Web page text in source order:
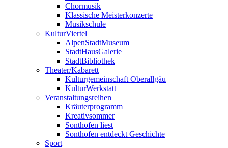
Chormusik
Klassische Meisterkonzerte
Musikschule
KulturViertel
AlpenStadtMuseum
StadtHausGalerie
StadtBibliothek
Theater/Kabarett
Kulturgemeinschaft Oberallgäu
KulturWerkstatt
Veranstaltungsreihen
Kräuterprogramm
Kreativsommer
Sonthofen liest
Sonthofen entdeckt Geschichte
Sport